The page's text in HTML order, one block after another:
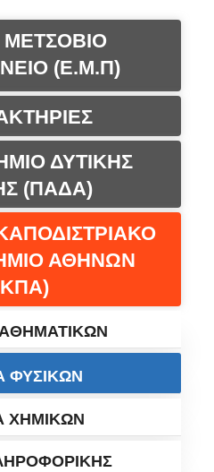
(Ε.Μ.Π)
ΔΥΤΙΚΗΣ
(ΠΑΔΑ)
ΑΘΗΝΩΝ
ΦΥΣΙΚΩΝ
ΧΗΜΙΚΩΝ